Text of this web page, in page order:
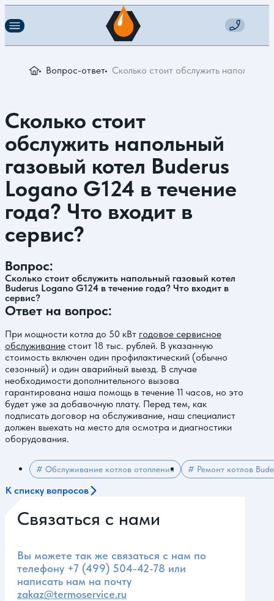
Вопрос-ответ Сколько стоит обслужить напольный
Сколько стоит
обслужить напольный
газовый котел Buderus
Logano G124 в течение
года? Что входит в
сервис?
Вопрос:
Сколько стоит обслужить напольный газовый котел
Buderus Logano G124 в течение года? Что входит в
сервис?
Ответ на вопрос:
При мощности котла до 50 кВт годовое сервисное
обслуживание стоит 18 тыс. рублей. В указанную
стоимость включен один профилактический (обычно
сезонный) и один аварийный выезд. В случае
необходимости дополнительного вызова
гарантирована наша помощь в течение 11 часов, но это
будет уже за добавочную плату. Перед тем, как
подписать договор на обслуживание, наш специалист
должен выехать на место для осмотра и диагностики
оборудования.
# Обслуживание котлов отопления # Ремонт котлов
К списку вопросов
Связаться с нами
Вы можете так же связаться с нам по
телефону +7 (499) 504-42-78 или
написать нам на почту
zakaz@termoservice.ru